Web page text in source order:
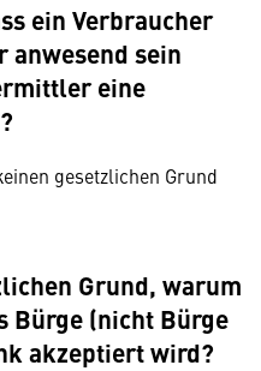
ein Verbraucher
sein
eine
gesetzlichen Grund
Grund, warum
Bürge (nicht Bürge
akzeptiert wird?